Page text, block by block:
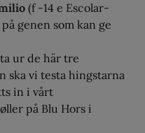
(f -14 e Escolar-
genen som kan ge
ur de här tre
ska vi testa hingstarna
in i vårt
på Blu Hors i